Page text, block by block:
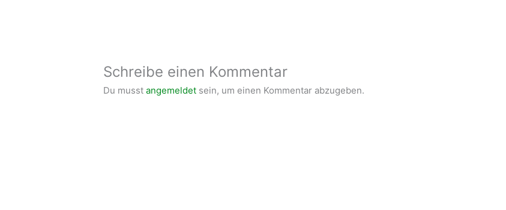
Schreibe einen Kommentar
Du musstangemeldet sein, um einen Kommentar abzugeben.